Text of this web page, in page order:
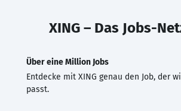
XING – Das Jobs-
Über eine Million Jobs
Entdecke mit XING genau den Job, der
passt.